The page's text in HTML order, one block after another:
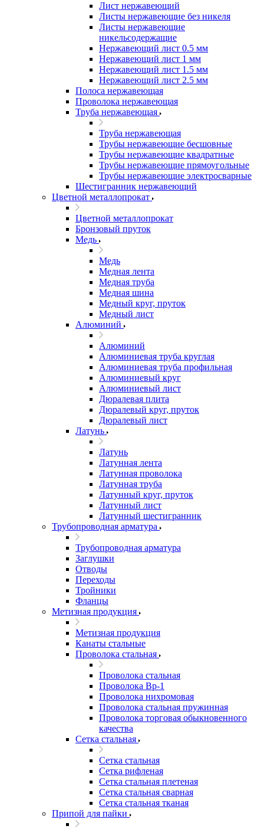
Лист нержавеющий
Листы нержавеющие без никеля
Листы нержавеющие
никельсодержащие
Нержавеющий лист 0.5 мм
Нержавеющий лист 1 мм
Нержавеющий лист 1.5 мм
Нержавеющий лист 2.5 мм
Полоса нержавеющая
Проволока нержавеющая
Труба нержавеющая
Труба нержавеющая
Трубы нержавеющие бесшовные
Трубы нержавеющие квадратные
Трубы нержавеющие прямоугольные
Трубы нержавеющие электросварные
Шестигранник нержавеющий
Цветной металлопрокат
Цветной металлопрокат
Бронзовый пруток
Медь
Медь
Медная лента
Медная труба
Медная шина
Медный круг, пруток
Медный лист
Алюминий
Алюминий
Алюминиевая труба круглая
Алюминиевая труба профильная
Алюминиевый круг
Алюминиевый лист
Дюралевая плита
Дюралевый круг, пруток
Дюралевый лист
Латунь
Латунь
Латунная лента
Латунная проволока
Латунная труба
Латунный круг, пруток
Латунный лист
Латунный шестигранник
Трубопроводная арматура
Трубопроводная арматура
Заглушки
Отводы
Переходы
Тройники
Фланцы
Метизная продукция
Метизная продукция
Канаты стальные
Проволока стальная
Проволока стальная
Проволока Вр-1
Проволока нихромовая
Проволока стальная пружинная
Проволока торговая обыкновенного
качества
Сетка стальная
Сетка стальная
Сетка рифленая
Сетка стальная плетеная
Сетка стальная сварная
Сетка стальная тканая
Припой для пайки